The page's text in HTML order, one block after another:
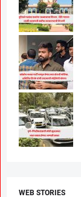
WEB STORIES